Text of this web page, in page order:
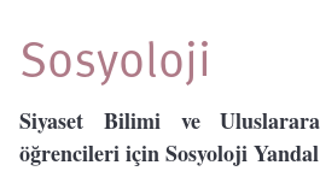
Sosyoloji
Siyaset Bilimi ve
öğrencileri için Sosyoloji